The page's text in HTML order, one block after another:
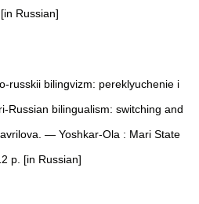
Russian]
russkii bilingvizm: pereklyuchenie i
Russian bilingualism: switching and
— Yoshkar-Ola : Mari State
p. [in Russian]